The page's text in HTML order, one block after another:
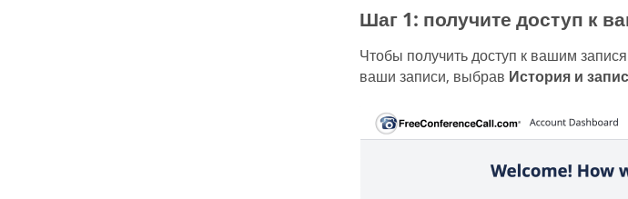
Шаг 1: получите доступ к
Чтобы получить доступ к вашим
ваши записи, выбрав История и